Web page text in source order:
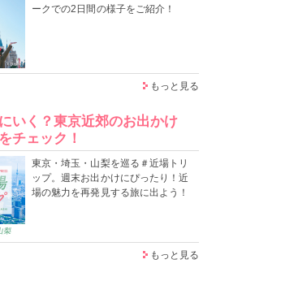
ークでの2日間の様子をご紹介！
もっと見る
いく？東京近郊のお出かけ
チェック！
東京・埼玉・山梨を巡る＃近場トリ
ップ。週末お出かけにぴったり！近
場の魅力を再発見する旅に出よう！
もっと見る